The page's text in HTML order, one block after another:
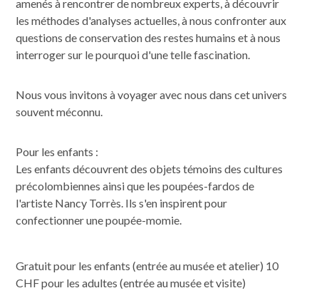
amenés à rencontrer de nombreux experts, à découvrir
les méthodes d'analyses actuelles, à nous confronter aux
questions de conservation des restes humains et à nous
interroger sur le pourquoi d'une telle fascination.
Nous vous invitons à voyager avec nous dans cet univers
souvent méconnu.
Pour les enfants :
Les enfants découvrent des objets témoins des cultures
précolombiennes ainsi que les poupées-fardos de
l'artiste Nancy Torrès. Ils s'en inspirent pour
confectionner une poupée-momie.
Gratuit pour les enfants (entrée au musée et atelier) 10
CHF pour les adultes (entrée au musée et visite)